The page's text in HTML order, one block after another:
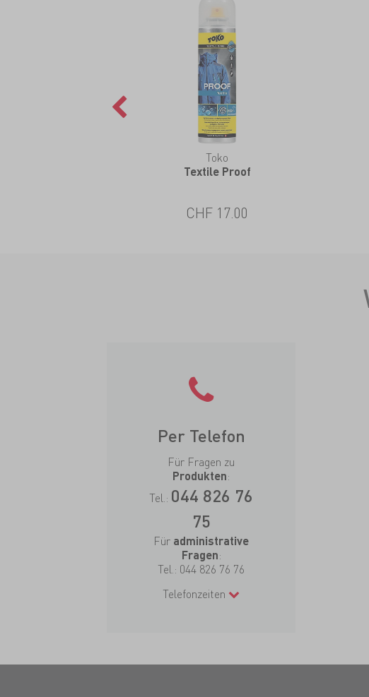
Toko
Textile Proof
CHF 17.00
Per Telefon
Für Fragen zu
Produkten:
Tel.: 044 826 76
75
Für administrative
Fragen:
Tel.: 044 826 76 76
Telefonzeiten